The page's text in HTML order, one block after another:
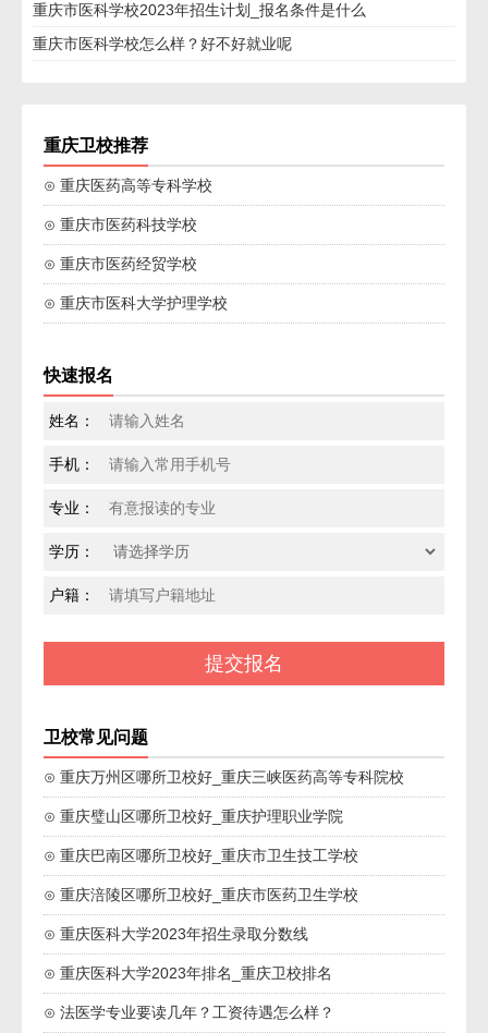
重庆市医科学校2023年招生计划_报名条件是什么
重庆市医科学校怎么样？好不好就业呢
重庆卫校推荐
⊙ 重庆医药高等专科学校
⊙ 重庆市医药科技学校
⊙ 重庆市医药经贸学校
⊙ 重庆市医科大学护理学校
快速报名
姓名：
手机：
专业：
学历：
户籍：
卫校常见问题
⊙ 重庆万州区哪所卫校好_重庆三峡医药高等专科院校
⊙ 重庆璧山区哪所卫校好_重庆护理职业学院
⊙ 重庆巴南区哪所卫校好_重庆市卫生技工学校
⊙ 重庆涪陵区哪所卫校好_重庆市医药卫生学校
⊙ 重庆医科大学2023年招生录取分数线
⊙ 重庆医科大学2023年排名_重庆卫校排名
⊙ 法医学专业要读几年？工资待遇怎么样？